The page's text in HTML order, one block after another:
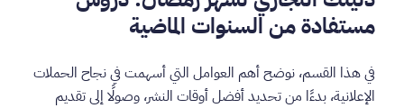
مستفادة من السنوات الماضية
في هذا القسم، نوضح أهم العوامل التي أسهمت في نجاح الحملات
الإعلانية، بدءًا من تحديد أفضل أوقات النشر، وصولًا إلى تقديم